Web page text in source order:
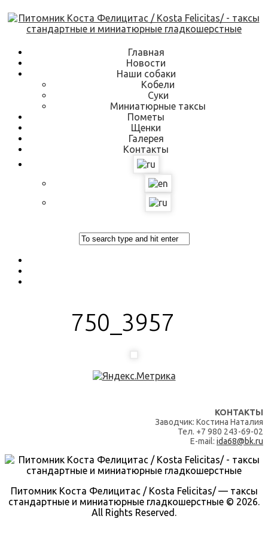
Skip
to
content
Главная
Новости
Наши собаки
Кобели
Суки
Миниатюрные таксы
Пометы
Щенки
Галерея
Контакты
750_3957
КОНТАКТЫ
Заводчик: Костина Наталия
Тел. +7 980 243-69-02
E-mail: ida68@bk.ru
Питомник Коста Фелицитас / Kosta Felicitas/ — таксы
стандартные и миниатюрные гладкошерстные © 2026.
All Rights Reserved.